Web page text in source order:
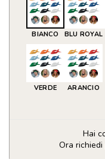
BIANCO BLU ROYAL
VERDE ARANCIO
Hai
Ora